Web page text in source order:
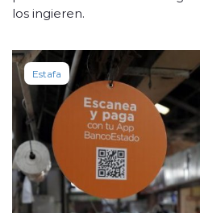
los ingieren.
Estafa